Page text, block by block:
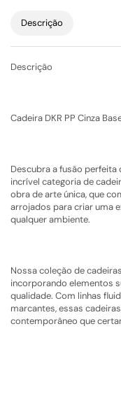
Descrição
Descrição
Cadeira DKR PP Cinza
Descubra a fusão
incrível categoria de
obra de arte única, que
arrojados para criar uma
qualquer ambiente.
Nossa coleção de
incorporando elementos
qualidade. Com linhas
marcantes, essas
contemporâneo que